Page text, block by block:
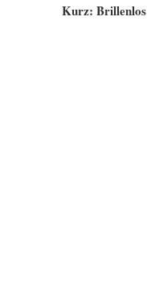
Kurz: Brillenlos